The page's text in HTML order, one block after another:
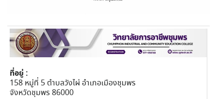
ที่อยู่ :
158 หมู่ที่ 5 ตำบลวังไผ่ อำเภอเมืองชุมพร
จังหวัดชุมพร 86000